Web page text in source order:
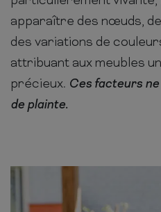
apparaître des nœuds,
des variations de
attribuant aux meubles
précieux. Ces facteurs
de plainte.